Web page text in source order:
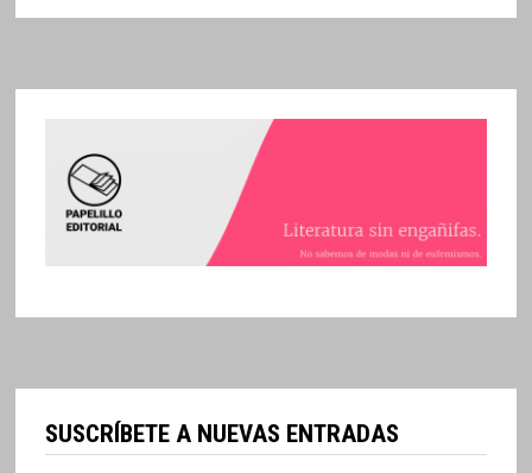
SUSCRÍBETE A NUEVAS ENTRADAS